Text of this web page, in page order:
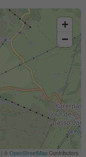
+
−
| ©OpenStreetMapContributors